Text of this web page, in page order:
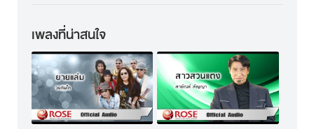
เพลงที่น่าสนใจ